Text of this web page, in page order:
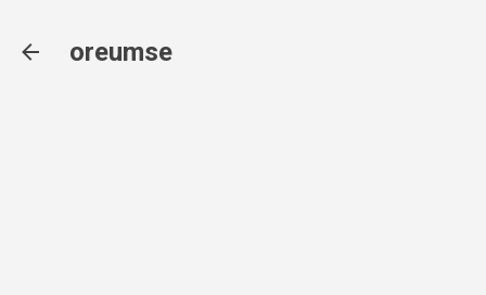
oreumse